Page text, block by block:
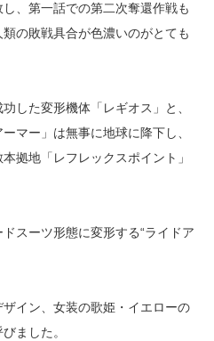
、第一話での第二次奪還作戦も
の敗戦具合が色濃いのがとても
した変形機体「レギオス」と、
マー」は無事に地球に降下し、
拠地「レフレックスポイント」
スーツ形態に変形する“ライドア
イン、女装の歌姫・イエローの
ました。